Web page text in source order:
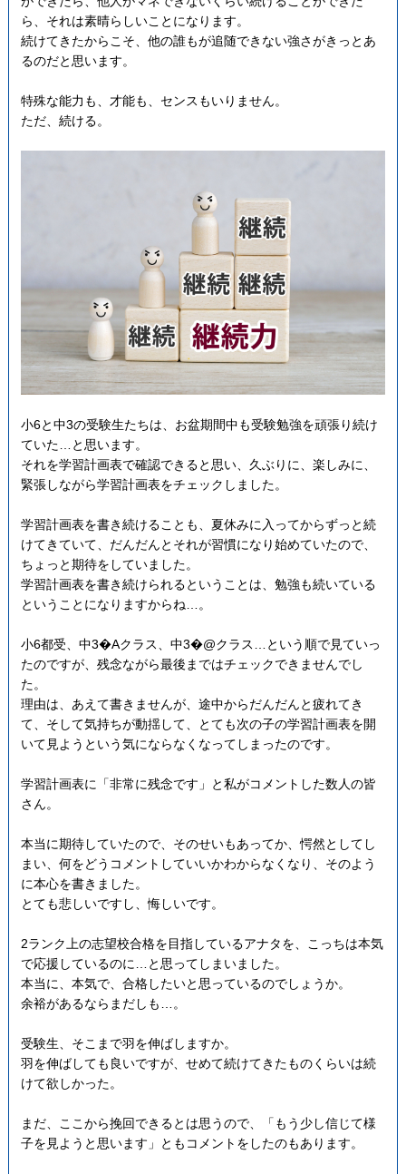
ら、それは素晴らしいことになります。
続けてきたからこそ、他の誰もが追随できない強さがきっとあ
るのだと思います。
特殊な能力も、才能も、センスもいりません。
ただ、続ける。
小6と中3の受験生たちは、お盆期間中も受験勉強を頑張り続け
ていた…と思います。
それを学習計画表で確認できると思い、久ぶりに、楽しみに、
緊張しながら学習計画表をチェックしました。
学習計画表を書き続けることも、夏休みに入ってからずっと続
けてきていて、だんだんとそれが習慣になり始めていたので、
ちょっと期待をしていました。
学習計画表を書き続けられるということは、勉強も続いている
ということになりますからね…。
小6都受、中3�Aクラス、中3�@クラス…という順で見ていっ
たのですが、残念ながら最後まではチェックできませんでし
た。
理由は、あえて書きませんが、途中からだんだんと疲れてき
て、そして気持ちが動揺して、とても次の子の学習計画表を開
いて見ようという気にならなくなってしまったのです。
学習計画表に「非常に残念です」と私がコメントした数人の皆
さん。
本当に期待していたので、そのせいもあってか、愕然としてし
まい、何をどうコメントしていいかわからなくなり、そのよう
に本心を書きました。
とても悲しいですし、悔しいです。
2ランク上の志望校合格を目指しているアナタを、こっちは本気
で応援しているのに…と思ってしまいました。
本当に、本気で、合格したいと思っているのでしょうか。
余裕があるならまだしも…。
受験生、そこまで羽を伸ばしますか。
羽を伸ばしても良いですが、せめて続けてきたものくらいは続
けて欲しかった。
まだ、ここから挽回できるとは思うので、「もう少し信じて様
子を見ようと思います」ともコメントをしたのもあります。